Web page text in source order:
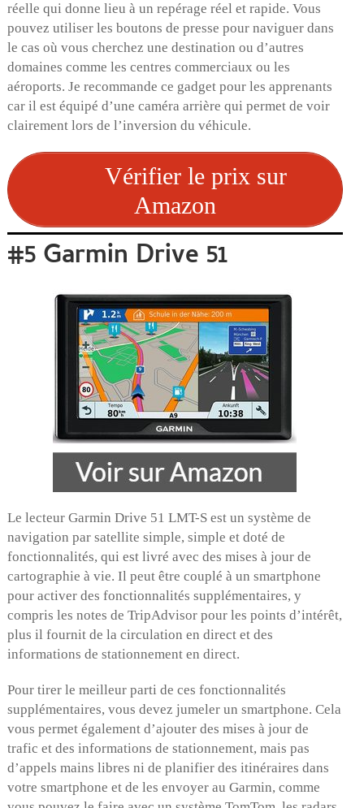
réelle qui donne lieu à un repérage réel et rapide. Vous
pouvez utiliser les boutons de presse pour naviguer dans
le cas où vous cherchez une destination ou d’autres
domaines comme les centres commerciaux ou les
aéroports. Je recommande ce gadget pour les apprenants
car il est équipé d’une caméra arrière qui permet de voir
clairement lors de l’inversion du véhicule.
Vérifier le prix sur
Amazon
#5 Garmin Drive 51
Le lecteur Garmin Drive 51 LMT-S est un système de
navigation par satellite simple, simple et doté de
fonctionnalités, qui est livré avec des mises à jour de
cartographie à vie. Il peut être couplé à un smartphone
pour activer des fonctionnalités supplémentaires, y
compris les notes de TripAdvisor pour les points d’intérêt,
plus il fournit de la circulation en direct et des
informations de stationnement en direct.
Pour tirer le meilleur parti de ces fonctionnalités
supplémentaires, vous devez jumeler un smartphone. Cela
vous permet également d’ajouter des mises à jour de
trafic et des informations de stationnement, mais pas
d’appels mains libres ni de planifier des itinéraires dans
votre smartphone et de les envoyer au Garmin, comme